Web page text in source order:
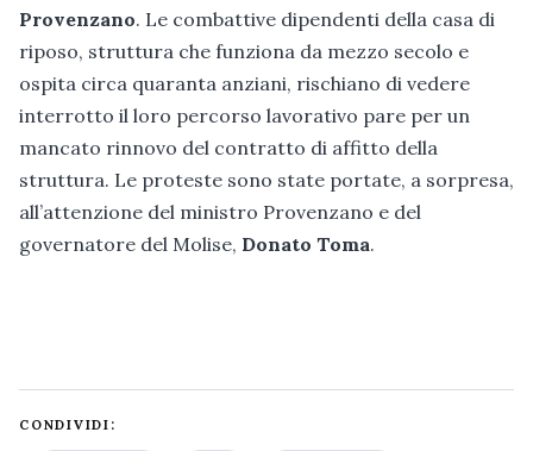
Provenzano. Le combattive dipendenti della casa di
riposo, struttura che funziona da mezzo secolo e
ospita circa quaranta anziani, rischiano di vedere
interrotto il loro percorso lavorativo pare per un
mancato rinnovo del contratto di affitto della
struttura. Le proteste sono state portate, a sorpresa,
all’attenzione del ministro Provenzano e del
governatore del Molise, Donato Toma.
CONDIVIDI: